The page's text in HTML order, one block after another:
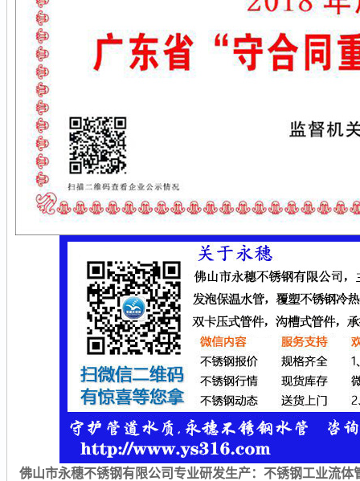
佛山市永穗不锈钢有限公司专业研发生产：不锈钢工业流体